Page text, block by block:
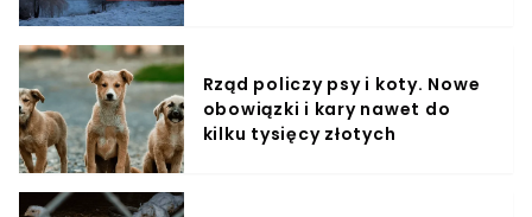
Rząd policzy psy i koty. Nowe
obowiązki i kary nawet do
kilku tysięcy złotych